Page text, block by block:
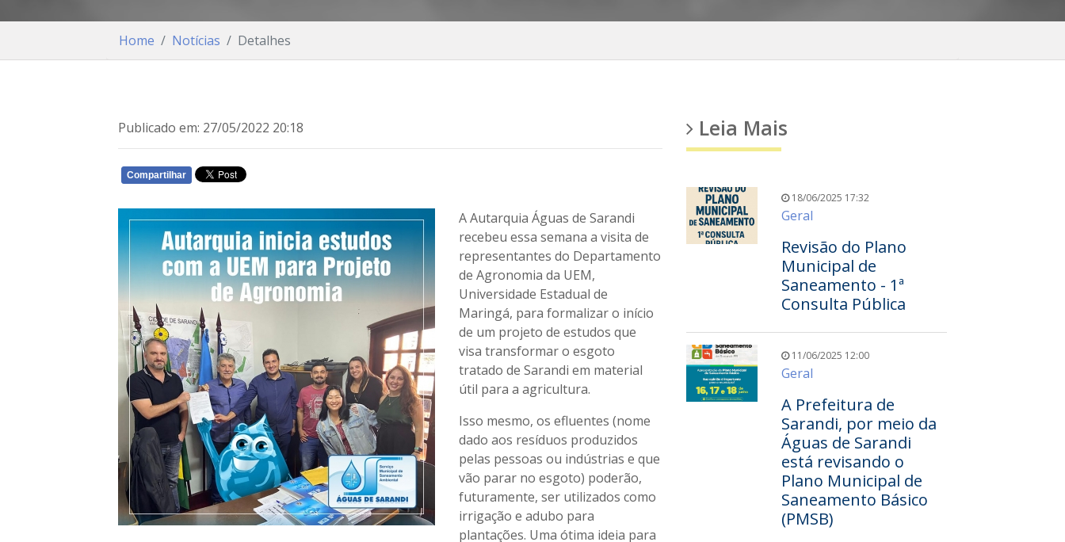
Home Notícias Detalhes
Publicado em: 27/05/2022 20:18
Compartilhar
A Autarquia Águas de Sarandi
recebeu essa semana a visita de
representantes do Departamento
de Agronomia da UEM,
Universidade Estadual de
Maringá, para formalizar o início
de um projeto de estudos que
visa transformar o esgoto
tratado de Sarandi em material
útil para a agricultura.
Isso mesmo, os efluentes (nome
dado aos resíduos produzidos
pelas pessoas ou indústrias e que
vão parar no esgoto) poderão,
futuramente, ser utilizados como
irrigação e adubo para
plantações. Uma ótima ideia para
Leia Mais
18/06/2025 17:32
Geral
Revisão do Plano
Municipal de
Saneamento - 1ª
Consulta Pública
11/06/2025 12:00
Geral
A Prefeitura de
Sarandi, por meio da
Águas de Sarandi
está revisando o
Plano Municipal de
Saneamento Básico
(PMSB)